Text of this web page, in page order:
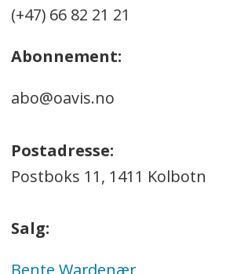
(+47) 66 82 21 21
Abonnement:
abo@oavis.no
Postadresse:
Postboks 11, 1411 Kolbotn
Salg:
Bente Wardenær